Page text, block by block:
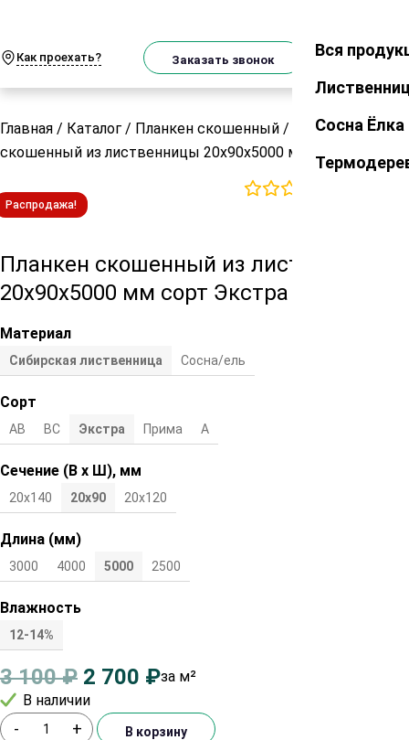
Как проехать? Заказать звонок Закрыть
Вся
Сосна Ёлка
Главная / Каталог / Планкен скошенный /
Планкен
скошенный из лиственницы 20х90х5000 мм сорт Экстра
Распродажа!
Планкен скошенный из лиственницы
20х90х5000 мм сорт Экстра
Материал
Сибирская лиственница Сосна/ель
Сорт
АВ ВС Экстра Прима А
Сечение (В х Ш), мм
20х140 20х90 20х120
Длина (мм)
3000 4000 5000 2500
Влажность
12-14%
3 100₽ 2 700 ₽за м²
В наличии
- + В корзину